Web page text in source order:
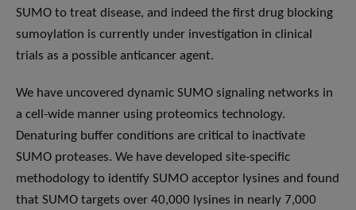
SUMO to treat disease, and indeed the first drug blocking
sumoylation is currently under investigation in clinical
trials as a possible anticancer agent.
We have uncovered dynamic SUMO signaling networks in
a cell-wide manner using proteomics technology.
Denaturing buffer conditions are critical to inactivate
SUMO proteases. We have developed site-specific
methodology to identify SUMO acceptor lysines and found
that SUMO targets over 40,000 lysines in nearly 7,000